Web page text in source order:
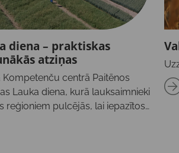
diena – praktiskas
atziņas
centrā Paitēnos
Lauka diena, kurā lauksaimnieki
reģioniem pulcējās, lai iepazītos
izmēģinājumiem un
un rapša […]